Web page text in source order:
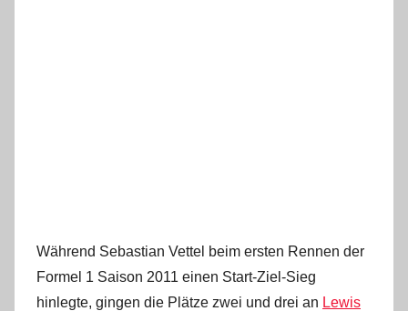
Während Sebastian Vettel beim ersten Rennen der
Formel 1 Saison 2011 einen Start-Ziel-Sieg
hinlegte, gingen die Plätze zwei und drei an Lewis